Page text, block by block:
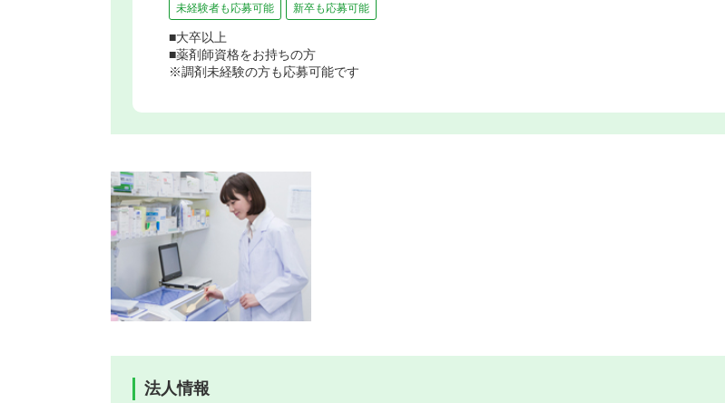
未経験者も応募可能 新卒も応募可能
■大卒以上
■薬剤師資格をお持ちの方
※調剤未経験の方も応募可能です
法人情報